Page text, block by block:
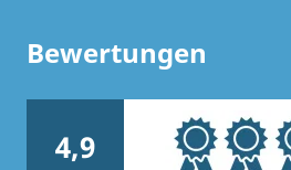
Bewertungen
4,9